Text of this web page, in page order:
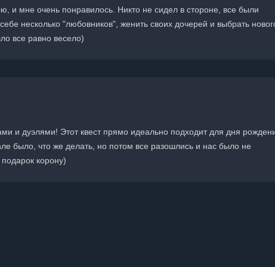
и мне очень понравилось. Никто не сидел в стороне, все были
несколько "любовников", женить своих дочерей и выбрать
все равно весело)
и дуэлями! Этот квест прямо идеально подходит для дня
было, что же делать, но потом все разошлись и нас было не
корону)